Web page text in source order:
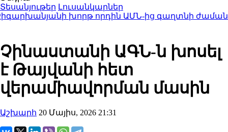
Տեսանյութեր Լուսանկարներ
խորթ որդին ԱՄՆ-ից գաղտնի ժամանել
Չինաստանի ԱԳՆ-ն խոսել
է Թայվանի հետ
վերամիավորման մասին
Աշխարհ 20 Մայիս, 2026 21:31